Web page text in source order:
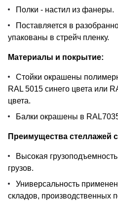
Полки - настил из фанеры.
Поставляется в
упакованы в стрейч пленку.
Материалы и покрытие:
Стойки окрашены
RAL 5015 синего цвета или
цвета.
Балки окрашены в
Преимущества стеллажей
Высокая
грузов.
Универсальность
складов, производственных